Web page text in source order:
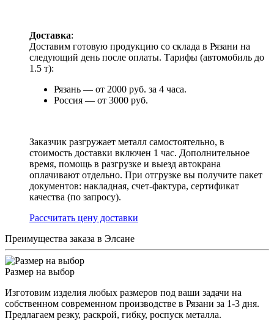
Доставка:
Доставим готовую продукцию со склада в Рязани на
следующий день после оплаты. Тарифы (автомобиль до
1.5 т):
Рязань — от 2000 руб. за 4 часа.
Россия — от 3000 руб.
Заказчик разгружает металл самостоятельно, в
стоимость доставки включен 1 час. Дополнительное
время, помощь в разгрузке и выезд автокрана
оплачивают отдельно. При отгрузке вы получите пакет
документов: накладная, счет-фактура, сертификат
качества (по запросу).
Раcсчитать цену доставки
Преимущества заказа в Элсане
Размер на выбор
Изготовим изделия любых размеров под ваши задачи на
собственном современном производстве в Рязани за 1-3 дня.
Предлагаем резку, раскрой, гибку, роспуск металла.